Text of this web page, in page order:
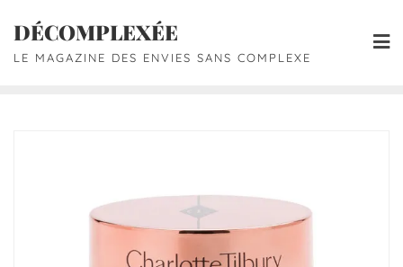
DÉCOMPLEXÉE
LE MAGAZINE DES ENVIES SANS COMPLEXE